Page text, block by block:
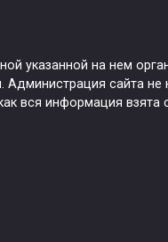
по
обзор
указанной на нем
сайта не
вся информация взята